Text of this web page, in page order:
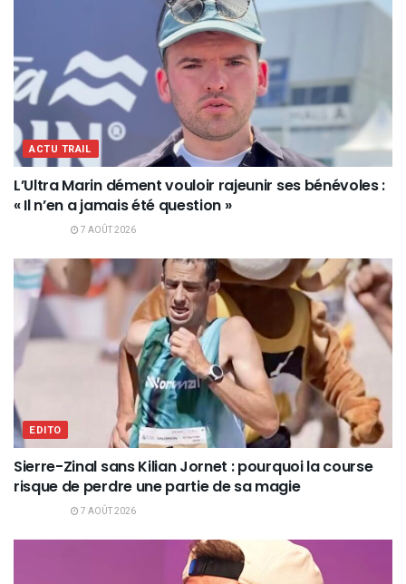
ACTU TRAIL
L’Ultra Marin dément vouloir rajeunir ses bénévoles :
« Il n’en a jamais été question »
7 AOÛT 2026
EDITO
Sierre-Zinal sans Kilian Jornet : pourquoi la course
risque de perdre une partie de sa magie
7 AOÛT 2026